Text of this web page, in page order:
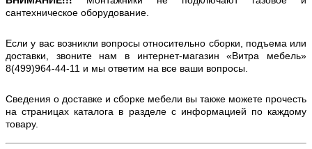
сантехническое оборудование.
Если у вас возникли вопросы относительно сборки, подъема или
доставки, звоните нам в интернет-магазин «Витра мебель»
8(499)964-44-11 и мы ответим на все ваши вопросы.
Сведения о доставке и сборке мебели вы также можете прочесть
на страницах каталога в разделе с информацией по каждому
товару.